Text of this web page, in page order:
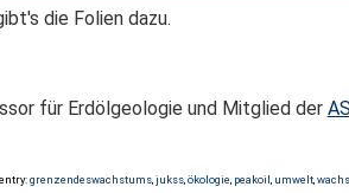
die Folien dazu.
für Erdölgeologie und Mitglied der
grenzendeswachstums ,jukss ,ökologie peakoil umwelt ,